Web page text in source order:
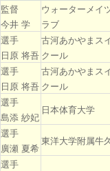
監督
今井 学
ウォーターメイ
ラブ
選手
日原 将吾
古河あかやまス
クール
選手
日原 将吾
古河あかやまス
クール
選手
島添 紗妃
日本体育大学
選手
廣瀬 夏希
東洋大学附属牛
選手